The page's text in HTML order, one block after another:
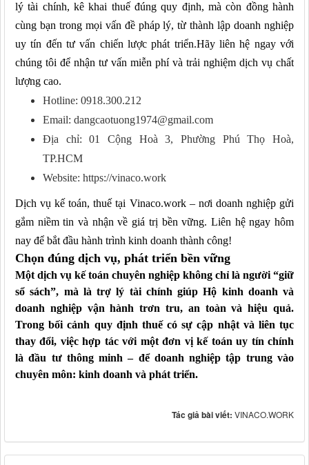
lý tài chính, kê khai thuế đúng quy định, mà còn đồng hành
cùng bạn trong mọi vấn đề pháp lý, từ thành lập doanh nghiệp
uy tín đến tư vấn chiến lược phát triển.Hãy liên hệ ngay với
chúng tôi để nhận tư vấn miễn phí và trải nghiệm dịch vụ chất
lượng cao.
Hotline: 0918.300.212
Email: dangcaotuong1974@gmail.com
Địa chỉ: 01 Cộng Hoà 3, Phường Phú Thọ Hoà,
TP.HCM
Website: https://vinaco.work
Dịch vụ kế toán, thuế tại Vinaco.work – nơi doanh nghiệp gửi
gắm niềm tin và nhận về giá trị bền vững. Liên hệ ngay hôm
nay để bắt đầu hành trình kinh doanh thành công!
Chọn đúng dịch vụ, phát triển bền vững
Một dịch vụ kế toán chuyên nghiệp không chỉ là người “giữ
sổ sách”, mà là trợ lý tài chính giúp Hộ kinh doanh và
doanh nghiệp vận hành trơn tru, an toàn và hiệu quả.
Trong bối cảnh quy định thuế có sự cập nhật và liên tục
thay đổi, việc hợp tác với một đơn vị kế toán uy tín chính
là đầu tư thông minh – để doanh nghiệp tập trung vào
chuyên môn: kinh doanh và phát triển.
Tác giả bài viết: VINACO.WORK